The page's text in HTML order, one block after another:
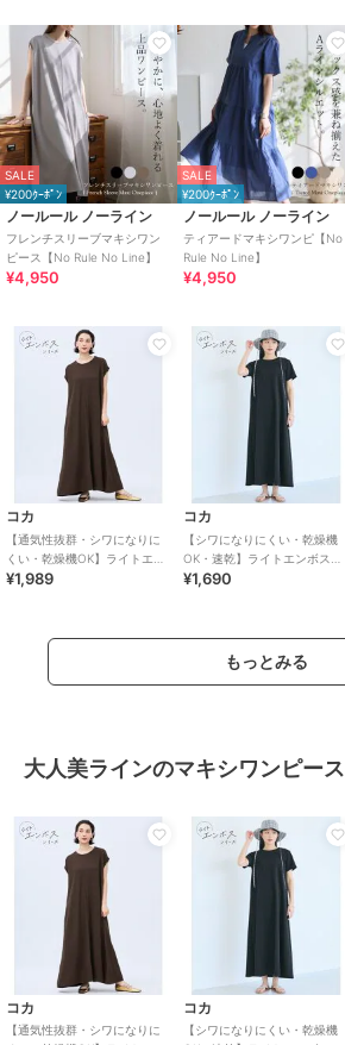
SALE
¥200ｸｰﾎﾟﾝ
ノールール ノーライン
フレンチスリーブマキシワン
ピース【No Rule No Line】
¥4,950
SALE
¥200ｸｰﾎﾟﾝ
ノールール ノーライン
ティアードマキシワンピ【No
Rule No Line】
¥4,950
コカ
【通気性抜群・シワになりに
くい・乾燥機OK】ライトエン
ボスマキシロールアップワン
¥1,989
コカ
【シワになりにくい・乾燥機
OK・速乾】ライトエンボスマ
キシワンピース 全2色
¥1,690
もっとみる
大人美ラインのマキシワンピース
コカ
【通気性抜群・シワになりに
コカ
【シワになりにくい・乾燥機